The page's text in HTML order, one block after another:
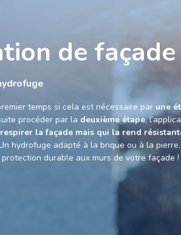
de façade
temps si cela est nécessaire par une
procéder par la deuxième étape,
respirer la façade mais qui la rend
hydrofuge adapté à la brique ou à la
durable aux murs de votre façade !